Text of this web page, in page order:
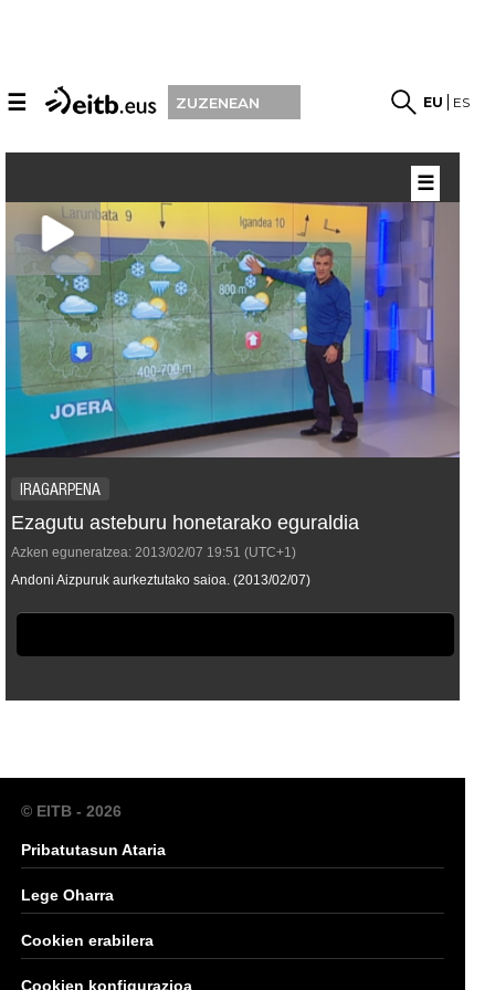
☰ ZUZENEAN EU ES
IRAGARPENA
Ezagutu asteburu honetarako eguraldia
Azken eguneratzea: 2013/02/07 19:51 (UTC+1)
Andoni Aizpuruk aurkeztutako saioa. (2013/02/07)
☰
© EITB - 2026
Pribatutasun Ataria
Lege Oharra
Cookien erabilera
Cookien konfigurazioa